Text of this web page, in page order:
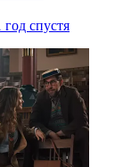
год спустя